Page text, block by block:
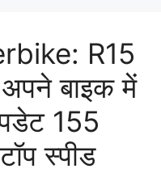
R15
बाइक में
155
स्पीड